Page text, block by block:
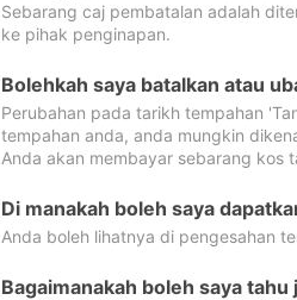
Sebarang caj pembatalan adalah
ke pihak penginapan.
Bolehkah saya batalkan atau
Perubahan pada tarikh tempahan
tempahan anda, anda mungkin
Anda akan membayar sebarang kos
Di manakah boleh saya
Anda boleh lihatnya di pengesahan
Bagaimanakah boleh saya